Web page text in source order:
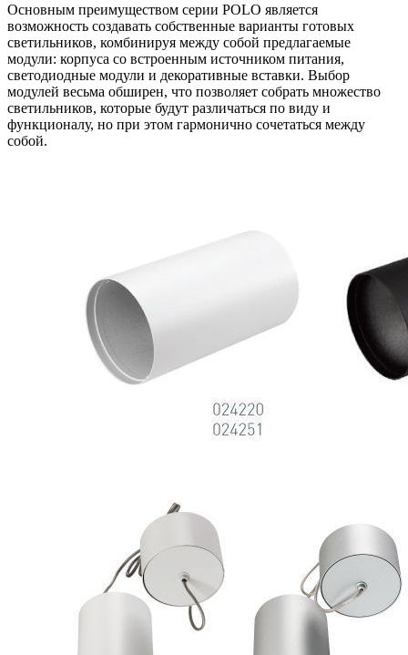
Основным преимуществом серии POLO является
возможность создавать собственные варианты готовых
светильников, комбинируя между собой предлагаемые
модули: корпуса со встроенным источником питания,
светодиодные модули и декоративные вставки. Выбор
модулей весьма обширен, что позволяет собрать множество
светильников, которые будут различаться по виду и
функционалу, но при этом гармонично сочетаться между
собой.